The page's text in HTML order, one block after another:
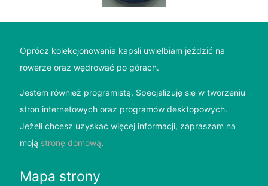
Oprócz kolekcjonowania kapsli uwielbiam jeździć na
rowerze oraz wędrować po górach.
Jestem również programistą. Specjalizuję się w tworzeniu
stron internetowych oraz programów desktopowych.
Jeżeli chcesz uzyskać więcej informacji, zapraszam na
moją stronę domową.
Mapa strony